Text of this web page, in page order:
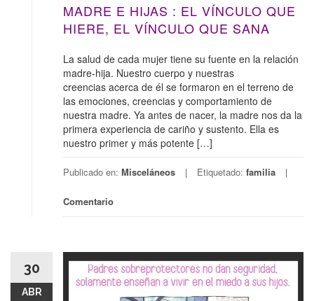
MADRE E HIJAS : EL VÍNCULO QUE
HIERE, EL VÍNCULO QUE SANA
La salud de cada mujer tiene su fuente en la relación
madre-hija. Nuestro cuerpo y nuestras
creencias acerca de él se formaron en el terreno de
las emociones, creencias y comportamiento de
nuestra madre. Ya antes de nacer, la madre nos da la
primera experiencia de cariño y sustento. Ella es
nuestro primer y más potente […]
Publicado en: Misceláneos Etiquetado: familia
Comentario
30
ABR